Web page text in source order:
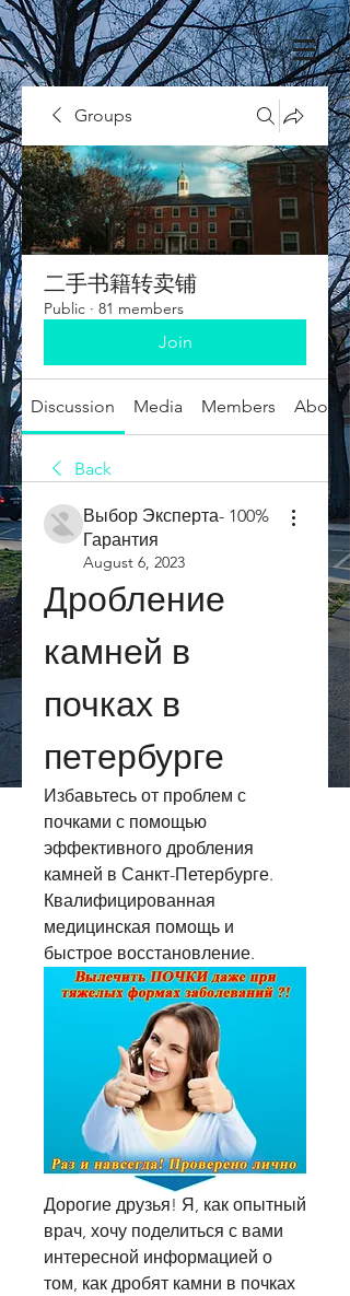
Groups
二手书籍转卖铺
Public · 81 members
Join
Discussion Media Members About
Back
Выбор Эксперта- 100%
Гарантия
August 6, 2023
Дробление
камней в
почках в
петербурге
Избавьтесь от проблем с
почками с помощью
эффективного дробления
камней в Санкт-Петербурге.
Квалифицированная
медицинская помощь и
быстрое восстановление.
Дорогие друзья! Я, как опытный
врач, хочу поделиться с вами
интересной информацией о
том, как дробят камни в почках